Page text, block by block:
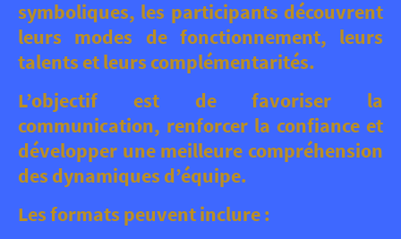
symboliques, les participants découvrent
leurs modes de fonctionnement, leurs
talents et leurs complémentarités.
L’objectif est de favoriser la
communication, renforcer la confiance et
développer une meilleure compréhension
des dynamiques d’équipe.
Les formats peuvent inclure :